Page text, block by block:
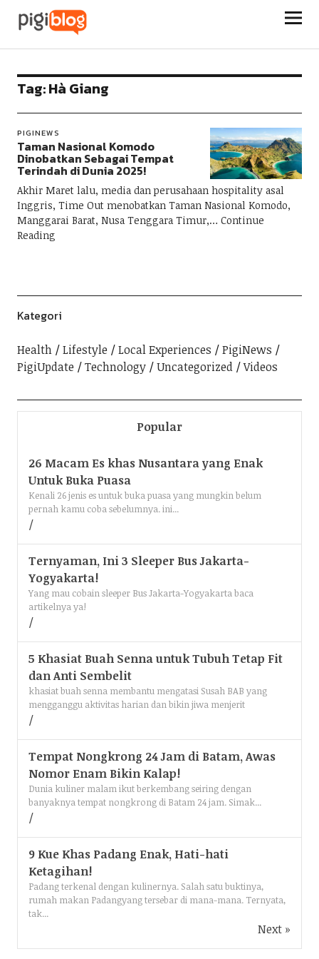
Pigiblog
Tag:Hà Giang
PIGINEWS
Taman Nasional Komodo
Dinobatkan Sebagai Tempat
Terindah di Dunia 2025!
Akhir Maret lalu, media dan perusahaan hospitality asal
Inggris, Time Out menobatkan Taman Nasional Komodo,
Manggarai Barat, Nusa Tenggara Timur,
Continue
Reading
Kategori
Health Lifestyle Local Experiences
PigiNews
PigiUpdate
Technology Uncategorized Videos
Popular
26 Macam Es khas Nusantara yang Enak
Untuk Buka Puasa
Kenali 26 jenis es untuk buka puasa yang mungkin belum
pernah kamu coba sebelumnya. ini...
Ternyaman, Ini 3 Sleeper Bus Jakarta-
Yogyakarta!
Yang mau cobain sleeper Bus Jakarta-Yogyakarta baca
artikelnya ya!
5 Khasiat Buah Senna untuk Tubuh Tetap Fit
dan Anti Sembelit
khasiat buah senna membantu mengatasi Susah BAB yang
mengganggu aktivitas harian dan bikin jiwa menjerit
Tempat Nongkrong 24 Jam di Batam, Awas
Nomor Enam Bikin Kalap!
Dunia kuliner malam ikut berkembang seiring dengan
banyaknya tempat nongkrong di Batam 24 jam. Simak...
9 Kue Khas Padang Enak, Hati-hati
Ketagihan!
Padang terkenal dengan kulinernya. Salah satu buktinya,
rumah makan Padangyang tersebar di mana-mana. Ternyata,
tak...
Next »